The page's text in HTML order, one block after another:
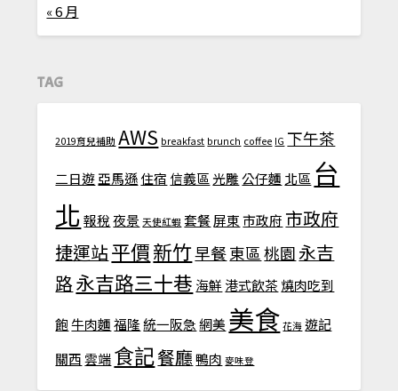
« 6 月
TAG
2019育兒補助 AWS breakfast brunch coffee IG 下午茶
二日遊亞馬遜住宿 信義區 光雕 公仔麵 北區 台
北 報稅 夜景 天使紅蝦 套餐屏東 市政府 市政府
捷運站平價新竹早餐東區 桃園永吉
路永吉路三十巷 海鮮港式飲茶 燒肉吃到
飽 牛肉麵 福隆統一阪急 網美 美食 花海 遊記
關西 雲端食記餐廳 鴨肉 麥味登